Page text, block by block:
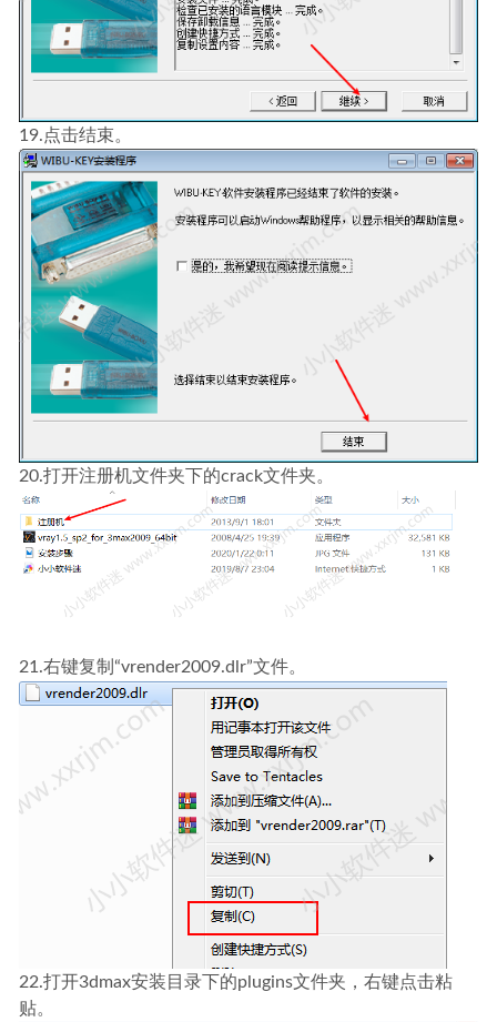
19.点击结束。
20.打开注册机文件夹下的crack文件夹。
21.右键复制“vrender2009.dlr”文件。
22.打开3dmax安装目录下的plugins文件夹，右键点击粘
贴。